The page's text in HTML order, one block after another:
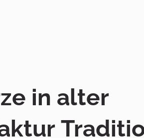
in alter